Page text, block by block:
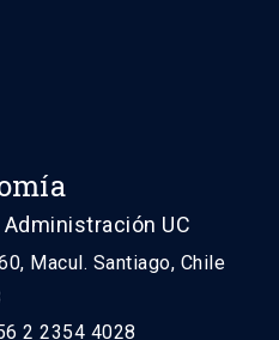
UC
Macul. Santiago, Chile
2 2354 4028